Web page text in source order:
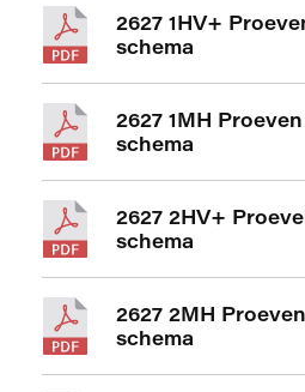
2627 1HV+
schema
2627 1MH
schema
2627 2HV+
schema
2627 2MH
schema